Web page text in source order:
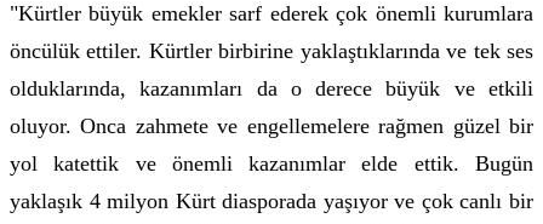
"Kürtler büyük emekler sarf ederek çok önemli kurumlara
öncülük ettiler. Kürtler birbirine yaklaştıklarında ve tek ses
olduklarında, kazanımları da o derece büyük ve etkili
oluyor. Onca zahmete ve engellemelere rağmen güzel bir
yol katettik ve önemli kazanımlar elde ettik. Bugün
yaklaşık 4 milyon Kürt diasporada yaşıyor ve çok canlı bir